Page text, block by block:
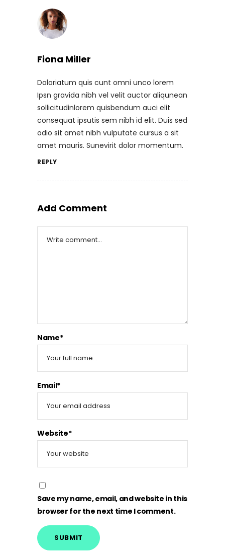
Fiona Miller
Doloriatum quis cunt omni unco lorem
Ipsn gravida nibh vel velit auctor aliqunean
sollicitudinlorem quisbendum auci elit
consequat ipsutis sem nibh id elit. Duis sed
odio sit amet nibh vulputate cursus a sit
amet mauris. Sunevirit dolor momentum.
REPLY
Add Comment
Name*
Email*
Website*
Save my name, email, and website in this
browser for the next time I comment.